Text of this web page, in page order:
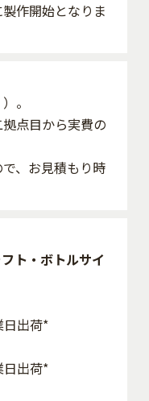
作開始となりま
。
点目から実費の
、お見積もり時
ト・ボトルサイ
日出荷*
日出荷*